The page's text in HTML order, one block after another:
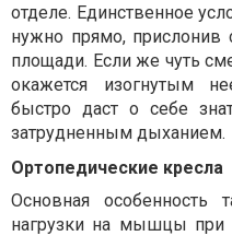
отделе. Единственное
нужно прямо, прислонив
площади. Если же чуть
окажется изогнутым
быстро даст о себе
затрудненным дыханием.
Ортопедические кресла
Основная
нагрузки на мышцы при